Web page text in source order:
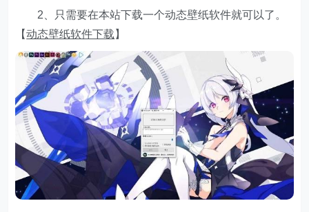
2、只需要在本站下载一个动态壁纸软件就可以了。
【动态壁纸软件下载 】